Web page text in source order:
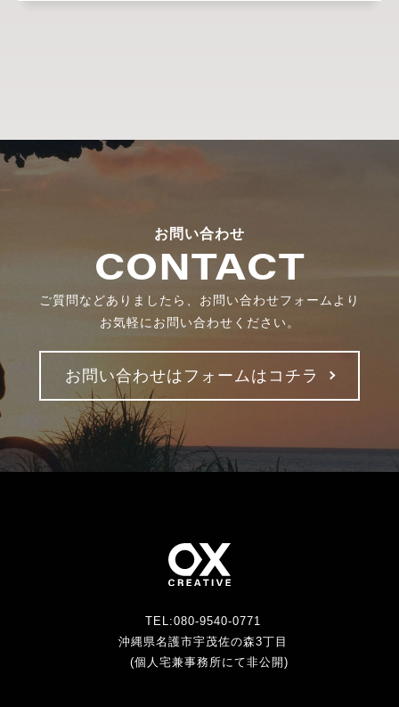
お問い合わせ
CONTACT
ご質問などありましたら、お問い合わせフォームより
お気軽にお問い合わせください。
お問い合わせはフォームはコチラ
TEL:080-9540-0771
沖縄県名護市宇茂佐の森3丁目
(個人宅兼事務所にて非公開)